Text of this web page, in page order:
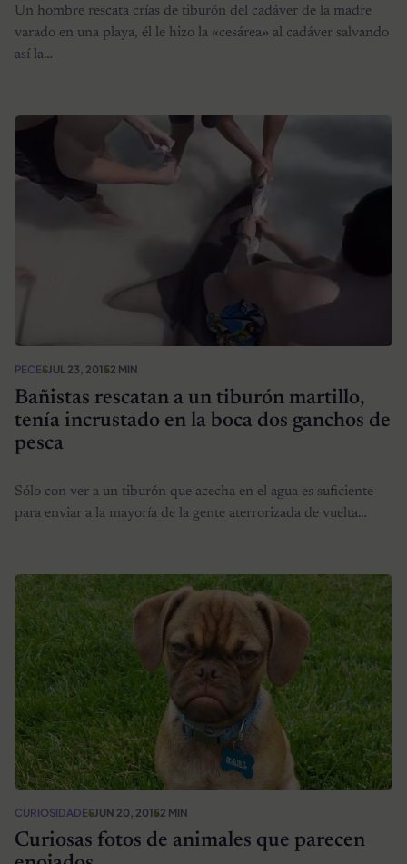
Un hombre rescata crías de tiburón del cadáver de la madre
varado en una playa, él le hizo la «cesárea» al cadáver salvando
así la…
PECESJUL 23, 20152 MIN
Bañistas rescatan a un tiburón martillo,
tenía incrustado en la boca dos ganchos de
pesca
Sólo con ver a un tiburón que acecha en el agua es suficiente
para enviar a la mayoría de la gente aterrorizada de vuelta…
CURIOSIDADESJUN 20, 20152 MIN
Curiosas fotos de animales que parecen